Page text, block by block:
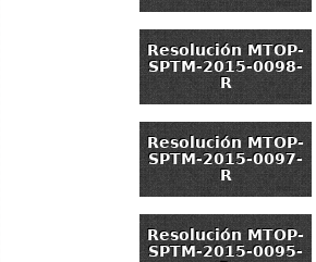
Resolución MTOP-
SPTM-2015-0098-
R
Resolución MTOP-
SPTM-2015-0097-
R
Resolución MTOP-
SPTM-2015-0095-